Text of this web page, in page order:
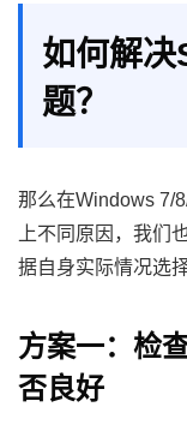
如何解决
题？
那么在Windows 7/
上不同原因，我们
据自身实际情况选
方案一：检
否良好